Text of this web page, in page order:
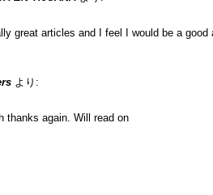
great articles and I feel I would be a good
より:
thanks again. Will read on